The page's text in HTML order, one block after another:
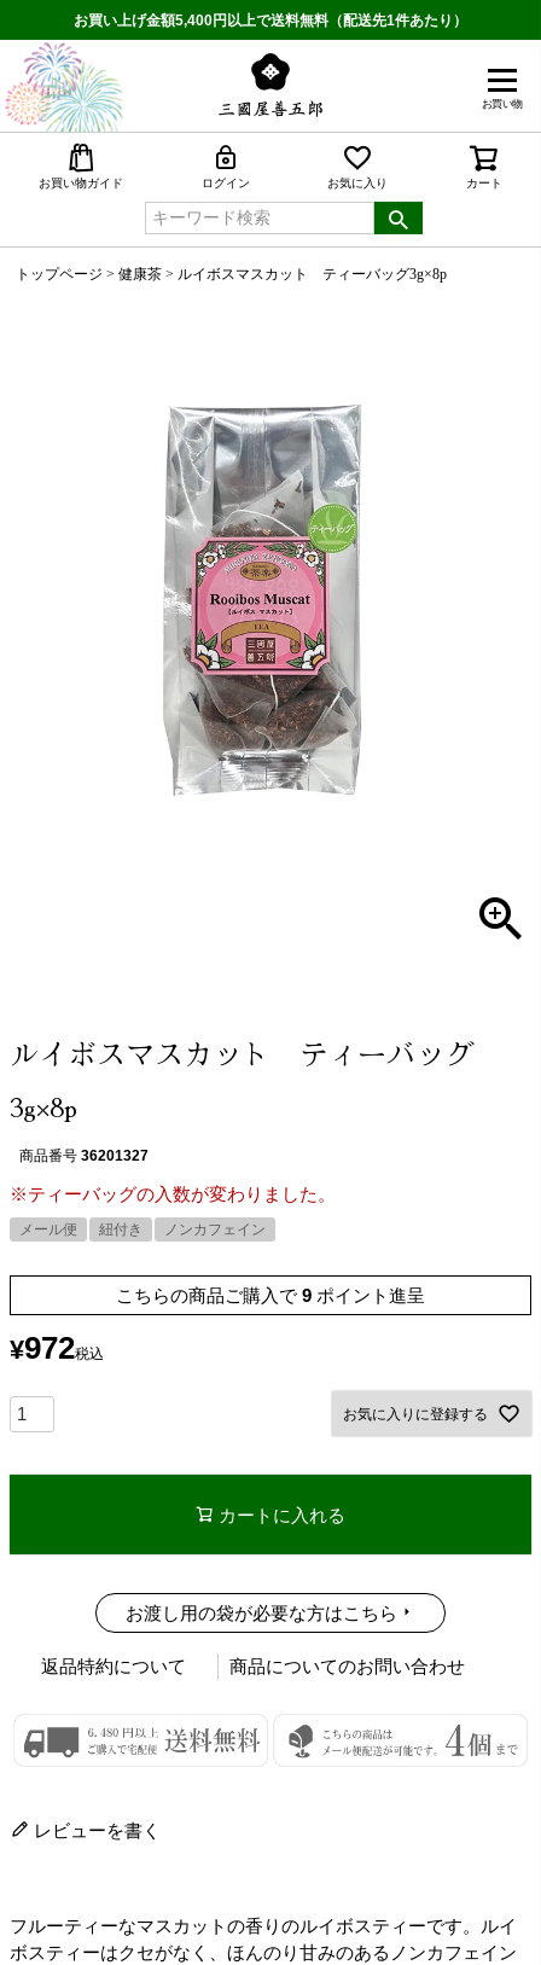
お買い上げ金額5,400円以上で送料無料（配送先1件あたり）
お買い物
お買い物ガイド ログイン お気に入り カート
トップページ 健康茶 ルイボスマスカット ティーバッグ3g×8p
ルイボスマスカット ティーバッグ
3g×8p
商品番号 36201327
※ティーバッグの入数が変わりました。
メール便 紐付き ノンカフェイン
こちらの商品ご購入で 9 ポイント進呈
¥972税込
お気に入りに登録する
カートに入れる
お渡し用の袋が必要な方はこちら
返品特約について 商品についてのお問い合わせ
レビューを書く
フルーティーなマスカットの香りのルイボスティーです。ルイ
ボスティーはクセがなく、ほんのり甘みのあるノンカフェイン